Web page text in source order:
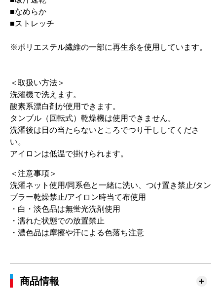
■なめらか
■ストレッチ
※ポリエステル繊維の一部に再生糸を使用しています。
＜取扱い方法＞
洗濯機で洗えます。
酸素系漂白剤が使用できます。
タンブル（回転式）乾燥機は使用できません。
洗濯後は日の当たらないところでつり干ししてくださ
い。
アイロンは低温で掛けられます。
＜注意事項＞
洗濯ネット使用/同系色と一緒に洗い、つけ置き禁止/タン
ブラー乾燥禁止/アイロン時当て布使用
・白・淡色品は無蛍光洗剤使用
・濡れた状態での放置禁止
・濃色品は摩擦や汗による色落ち注意
商品情報